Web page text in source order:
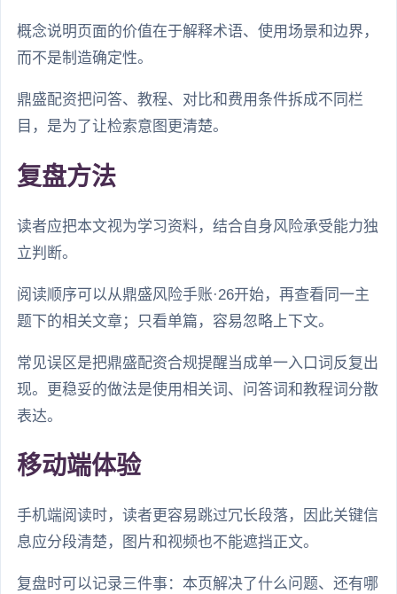
概念说明页面的价值在于解释术语、使用场景和边界，
而不是制造确定性。
鼎盛配资把问答、教程、对比和费用条件拆成不同栏
目，是为了让检索意图更清楚。
复盘方法
读者应把本文视为学习资料，结合自身风险承受能力独
立判断。
阅读顺序可以从鼎盛风险手账·26开始，再查看同一主
题下的相关文章；只看单篇，容易忽略上下文。
常见误区是把鼎盛配资合规提醒当成单一入口词反复出
现。更稳妥的做法是使用相关词、问答词和教程词分散
表达。
移动端体验
手机端阅读时，读者更容易跳过冗长段落，因此关键信
息应分段清楚，图片和视频也不能遮挡正文。
复盘时可以记录三件事：本页解决了什么问题、还有哪